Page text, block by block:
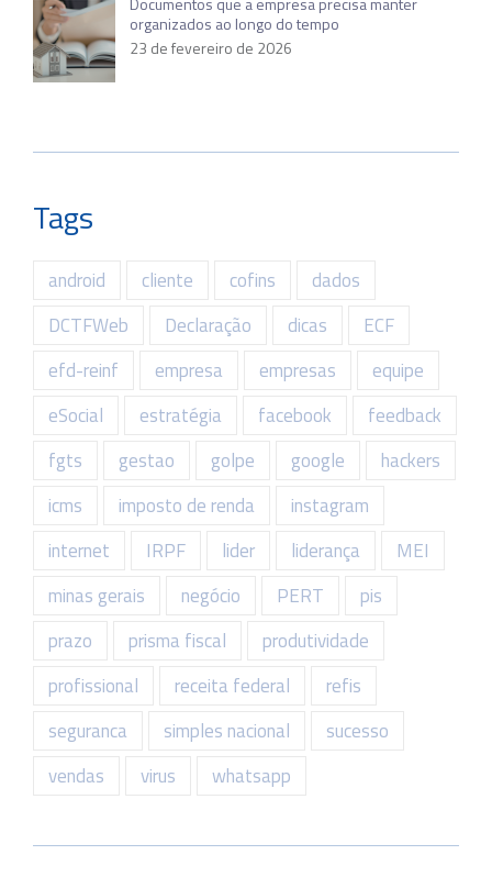
organizados ao longo do tempo
23 de fevereiro de 2026
Tags
android cliente cofins
dados
DCTFWeb
Declaração dicas
ECF
efd-reinf
empresa empresas
equipe
eSocial
estratégia facebook
feedback
fgts
gestao golpe google
hackers
icms
imposto de renda
instagram
internet
IRPF lider liderança
MEI
minas gerais
negócio PERT
pis
prazo
prisma fiscal
produtividade
profissional
receita federal
refis
seguranca
simples nacional
sucesso
vendas
virus whatsapp